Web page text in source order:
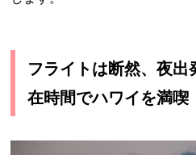
フライトは断然、夜
在時間でハワイを満喫